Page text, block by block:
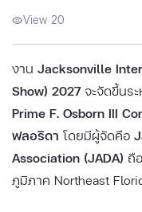
View 20
งาน Jacksonville
Show) 2027จะจัดขึ้นร
Prime F. Osborn III
ฟลอริดา โดยมีผู้จัดคือ
Association (JADA) ถื
ภูมิภาค Northeast